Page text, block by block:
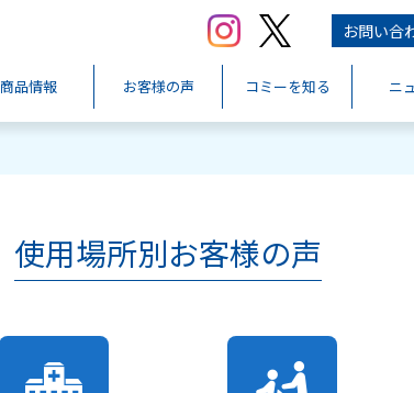
お問い合
商品情報 お客様の声 コミーを知る ニ
使用場所別お客様の声